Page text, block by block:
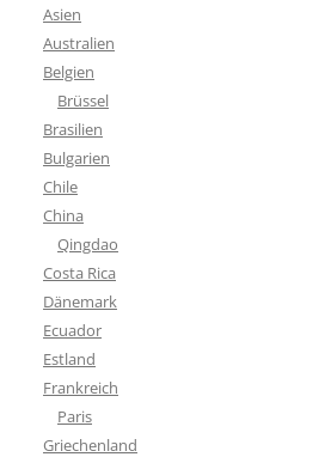
Asien
Australien
Belgien
Brüssel
Brasilien
Bulgarien
Chile
China
Qingdao
Costa Rica
Dänemark
Ecuador
Estland
Frankreich
Paris
Griechenland